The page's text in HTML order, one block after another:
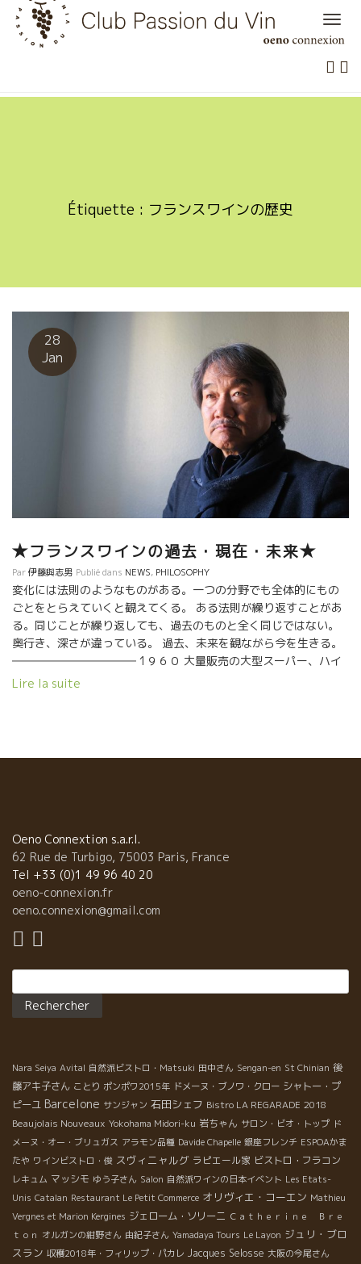
Skip
content
Étiquette : フランスワインの歴史
28
Jan
★フランスワインの過去・現在・未来★
Par伊藤與志男 Publié dans NEWS, PHILOSOPHY
変化には法則のようなものがある。一つの分野でも全体的にもの
ごとをとらえていくと観えてくる。 ある法則が繰り返すことがあ
る。同じことが繰り返しても、過去のものと全く同じではない。
奥行き、深さが違っている。 過去、未来を観ながら今を生きる。
――――――――――― 1９６０ 大量販売の大型スーパー、ハイ
パーの出現 1963-carrefeur 1号店、LECLERRE 65 スーパー、
人工酵母、諸々の化学物質を足してのワイン醸造技術の定着。ワ
インのスタンダード化。 世界的ワインブームに乗ってグランクリ
ュ(特級畑・蔵)など超高級ブランドの形成期でもあっ
た。 ★自然派の第一世代の発生
（マルセル・ラピエール 82, ）超テクニックワインに反する自然
ーパー、ハイパーでグランクリュ(特級ワイン)が安売りの超目玉商
シェル・ロランなどカリスマ・オノローグの活躍。 ワイン評論家
（パーカー・ポイント等）による新スター（シンデレラ・ワイ
る小型優良醸造家の急増（後に自然派ワインになる醸造家も多く
含まれていた） ★マルセル・ラピエールを中心にVIN NATURE組
織が形成 ― 各地に自然派ワイン醸造家が誕生 味覚的には樽香
ありの濃縮したワインがもてはやされた時代。 . ２０００
濃縮からフィネス（上品さ）へ ヨーロッパ統合による影響―農協
ワインの不振・農協の倒産・合併が急増 超ブランドの特級グラン
クリュは輸出に活路（ロシア・中国などワイン新興国） 地球温暖
化現象の表面化による自然回帰への指向が強まる。 ★自然派ワイ
ン醸造家の急増― 自然派醸造元の組織化の確立（ディーヴ・ブ
テイユ） ★ポスト・グランクリュの醸造家や美味しいワインを造
ろうとする醸造家が自然な形で自然派に転身。 醸造テクニックを
Lire la suite
Oeno Connextion s.a.r.l.
62 Rue de Turbigo, 75003 Paris, France
Tel +33 (0)1 49 96 40 20
oeno-connexion.fr
oeno.connexion@gmail.com
Nara Seiya Avital 自然派ビストロ・Matsuki 田中さん Sengan-en St Chinian 後
藤アキ子さん ことり ポンポワ2015年 ドメーヌ・ブノワ・クロー シャトー・プ
ピーユ Barcelone サンジャン 石田シェフ Bistro LA REGARADE 2018
Beaujolais Nouveaux Yokohama Midori-ku 岩ちゃん サロン・ビオ・トップ ド
メーヌ・オー・ブリュガス アラモン品種 Davide Chapelle 銀座フレンチ ESPOAかま
たや ワインビストロ・俊 スヴィニャルグ ラピエール家 ビストロ・フラコン
レキュム マッシモ ゆう子さん Salon 自然派ワインの日本イベント Les Etats-
Unis Catalan Restaurant Le Petit Commerce オリヴィエ・コーエン Mathieu
Vergnes et Marion Kergines ジェローム・ソリーニ Ｃａｔｈｅｒｉｎｅ Ｂｒｅ
ｔｏｎ オルガンの紺野さん 由紀子さん Yamadaya Tours Le Layon ジュリ・ブロ
スラン 収穫2018年・フィリップ・パカレ Jacques Selosse 大阪の今尾さん